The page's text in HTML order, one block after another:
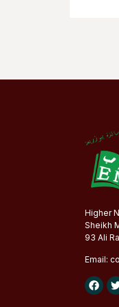
Higher
Sheikh
93 Ali
Email: